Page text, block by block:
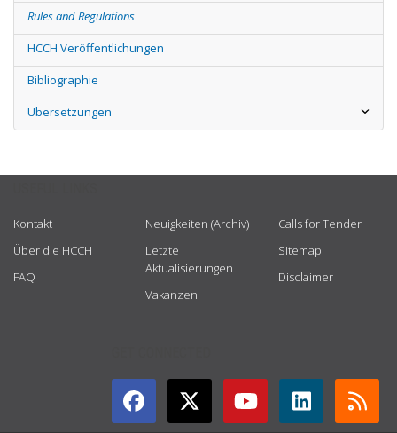
Rules and Regulations
HCCH Veröffentlichungen
Bibliographie
Übersetzungen
Kontakt
Über die HCCH
FAQ
Neuigkeiten (Archiv)
Letzte
Aktualisierungen
Vakanzen
Calls for Tender
Sitemap
Disclaimer